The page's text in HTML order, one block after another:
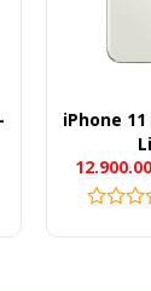
iPhone 11